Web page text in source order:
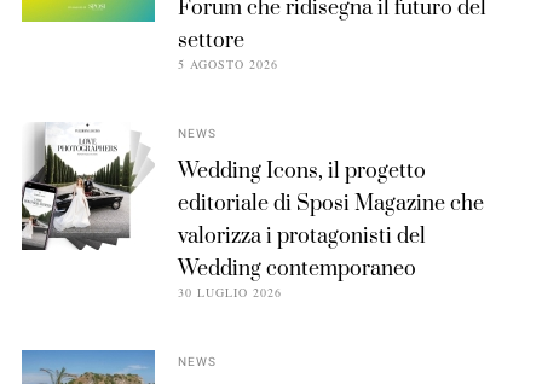
Forum che ridisegna il futuro del
settore
5 AGOSTO 2026
NEWS
Wedding Icons, il progetto
editoriale di Sposi Magazine che
valorizza i protagonisti del
Wedding contemporaneo
30 LUGLIO 2026
NEWS